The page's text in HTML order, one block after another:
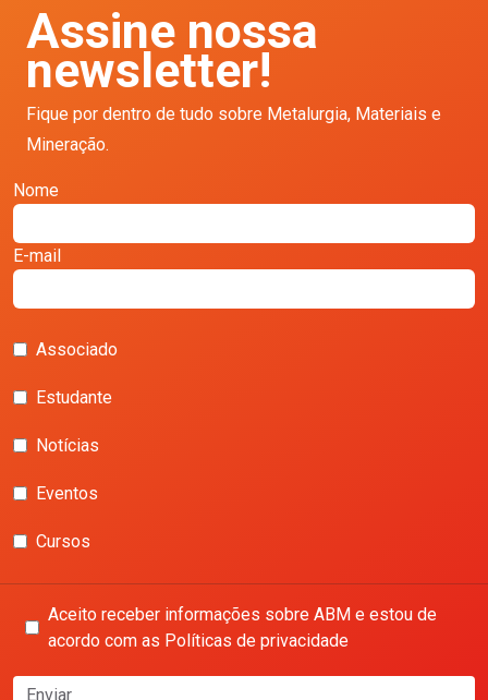
Assine nossa
newsletter!
Fique por dentro de tudo sobre Metalurgia, Materiais e
Mineração.
Nome
E-mail
Associado
Estudante
Notícias
Eventos
Cursos
Aceito receber informações sobre ABM e estou de
acordo com as Políticas de privacidade
Enviar